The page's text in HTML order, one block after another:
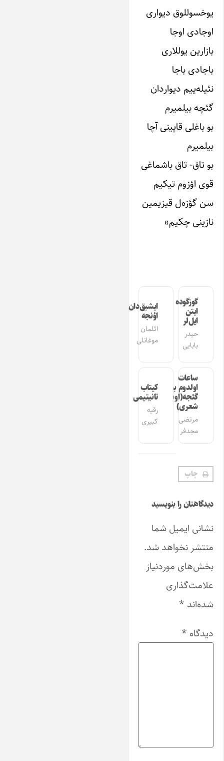
یوخسوللوق دیواری
اوجادی اوجا
بازارین یوللاری
باجادی باجا
نئیله‌ییم دیواردان
گئچه بیلمیرم
بو باغلی قاپینی آچا
بیلمیرم
بو تاق- تاق باشماغی
قوی اؤزوم تیکیم
سن گؤزه‌ل قیزیمین
نازینی چکیم»
گوزگوده
ایتن
ایل‌لر
حیدر
بابایی
ایشیق‌دان
اؤنجه
ائلمان
موغانلی
ساعات
اولدوم بیر
گئجه(اوشاق
شعری)
مرتضی
مجدفر
کیتاب
تانیتیمی
رقیه
کبیری
چاپ
دیدگاهتان را بنویسید
نشانی ایمیل شما
منتشر نخواهد شد.
بخش‌های موردنیاز
علامت‌گذاری
شده‌اند *
دیدگاه *